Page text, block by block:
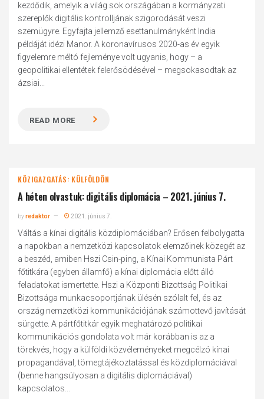
kezdődik, amelyik a világ sok országában a kormányzati
szereplők digitális kontrolljának szigorodását veszi
szemügyre. Egyfajta jellemző esettanulmányként India
példáját idézi Manor. A koronavírusos 2020-as év egyik
figyelemre méltó fejleménye volt ugyanis, hogy – a
geopolitikai ellentétek felerősödésével – megsokasodtak az
ázsiai...
READ MORE
KÖZIGAZGATÁS: KÜLFÖLDÖN
A héten olvastuk: digitális diplomácia – 2021. június 7.
byredaktor 2021. június 7.
Váltás a kínai digitális közdiplomáciában? Erősen felbolygatta
a napokban a nemzetközi kapcsolatok elemzőinek közegét az
a beszéd, amiben Hszi Csin-ping, a Kínai Kommunista Párt
főtitkára (egyben államfő) a kínai diplomácia előtt álló
feladatokat ismertette. Hszi a Központi Bizottság Politikai
Bizottsága munkacsoportjának ülésén szólalt fel, és az
ország nemzetközi kommunikációjának számottevő javítását
sürgette. A pártfőtitkár egyik meghatározó politikai
kommunikációs gondolata volt már korábban is az a
törekvés, hogy a külföldi közvéleményeket megcélzó kínai
propagandával, tömegtájékoztatással és közdiplomáciával
(benne hangsúlyosan a digitális diplomáciával)
kapcsolatos...